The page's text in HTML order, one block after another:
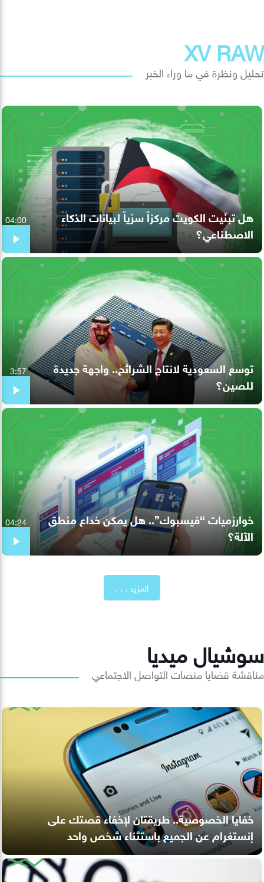
XV RAW
تحليل ونظرة في ما وراء الخبر
هل تبنّيت الكويت مركزاً سرّياً لبيانات الذكاء
الاصطناعي؟
04:00
توسع السعودية لانتاج الشرائح.. واجهة جديدة
للصين؟
3:57
خوارزميات “فيسبوك”.. هل يمكن خداع منطق
الآلة؟
04:24
المزيد . . .
سوشيال ميديا
مناقشة قضايا منصات التواصل الاجتماعي
خفايا الخصوصية.. طريقتان لإخفاء قصتك على
إنستغرام عن الجميع باستثناء شخص واحد